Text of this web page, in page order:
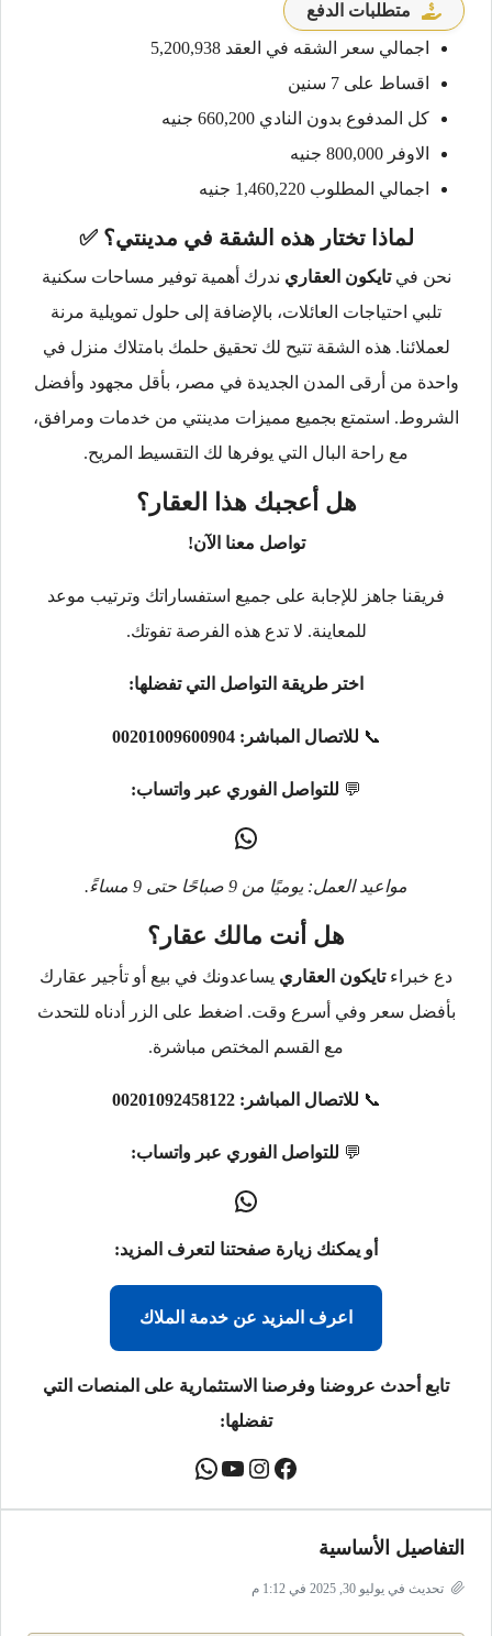
متطلبات الدفع
اجمالي سعر الشقه في العقد 5,200,938
اقساط على 7 سنين
كل المدفوع بدون النادي 660,200 جنيه
الاوفر 800,000 جنيه
اجمالي المطلوب 1,460,220 جنيه
لماذا تختار هذه الشقة في مدينتي؟ ✅
نحن فيتايكون العقاري ندرك أهمية توفير مساحات سكنية
تلبي احتياجات العائلات، بالإضافة إلى حلول تمويلية مرنة
لعملائنا. هذه الشقة تتيح لك تحقيق حلمك بامتلاك منزل في
واحدة من أرقى المدن الجديدة في مصر، بأقل مجهود وأفضل
الشروط. استمتع بجميع مميزات مدينتي من خدمات ومرافق،
مع راحة البال التي يوفرها لك التقسيط المريح.
هل أعجبك هذا العقار؟
تواصل معنا الآن!
فريقنا جاهز للإجابة على جميع استفساراتك وترتيب موعد
للمعاينة. لا تدع هذه الفرصة تفوتك.
اختر طريقة التواصل التي تفضلها:
📞 للاتصال المباشر: 00201009600904
💬 للتواصل الفوري عبر واتساب:
مواعيد العمل: يوميًا من 9 صباحًا حتى 9 مساءً.
هل أنت مالك عقار؟
دع خبراءتايكون العقاري يساعدونك في بيع أو تأجير عقارك
بأفضل سعر وفي أسرع وقت. اضغط على الزر أدناه للتحدث
مع القسم المختص مباشرة.
📞 للاتصال المباشر: 00201092458122
💬 للتواصل الفوري عبر واتساب:
أو يمكنك زيارة صفحتنا لتعرف المزيد:
اعرف المزيد عن خدمة الملاك
تابع أحدث عروضنا وفرصنا الاستثمارية على المنصات التي
تفضلها:
التفاصيل الأساسية
تحديث في يوليو 30, 2025 في 1:12 م